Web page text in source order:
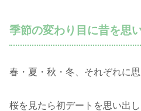
季節の変わり目に昔を思
春・夏・秋・冬、それぞれに
桜を見たら初デートを思い出